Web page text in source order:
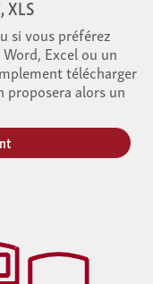
XLS
si vous préférez
Excel ou un
télécharger
alors un